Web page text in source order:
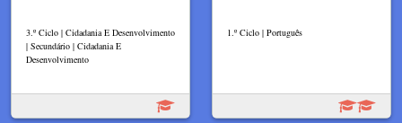
3.º Ciclo | Cidadania E Desenvolvimento
| Secundário | Cidadania E
Desenvolvimento
1.º Ciclo | Português